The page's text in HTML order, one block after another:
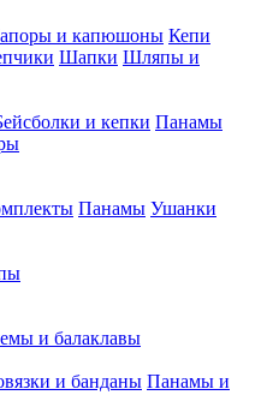
и капюшоны Кепи
Шапки Шляпы и
и кепки Панамы
Панамы Ушанки
и балаклавы
и банданы Панамы и